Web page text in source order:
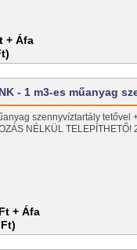
+ Áfa
- 1 m3-es műanyag
szennyvíztartály tetővel
NÉLKÜL TELEPÍTHETŐ!
+ Áfa